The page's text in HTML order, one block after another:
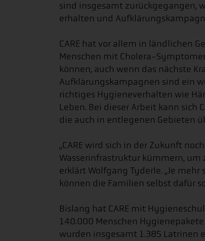
sind insgesamt zurückgegangen,
erhalten und
CARE hat vor allem in ländlichen
Menschen mit Cholera-
können, auch wenn das nächste
Aufklärungskampagnen sind ein
richtiges Hygieneverhalten wie
Leben. Bei dieser Arbeit kann sich
die auch in entlegenen Gebieten
„CARE wird sich in der Zukunft
Wasserinfrastruktur kümmern, um
erklärt Wolfgang Tyderle. „Je
können die Familien selbst dafür
Bislang hat CARE mit
140.000 Menschen
wurden insgesamt 1.385 Latrinen